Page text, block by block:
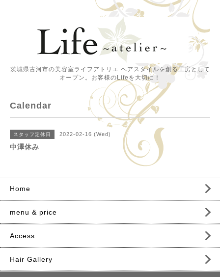
茨城県古河市の美容室ライフアトリエ ヘアスタイルを創る工房として
オープン。お客様のLifeを大切に！
Calendar
スタッフ定休日 2022-02-16 (Wed)
中澤休み
Home
menu & price
Access
Hair Gallery